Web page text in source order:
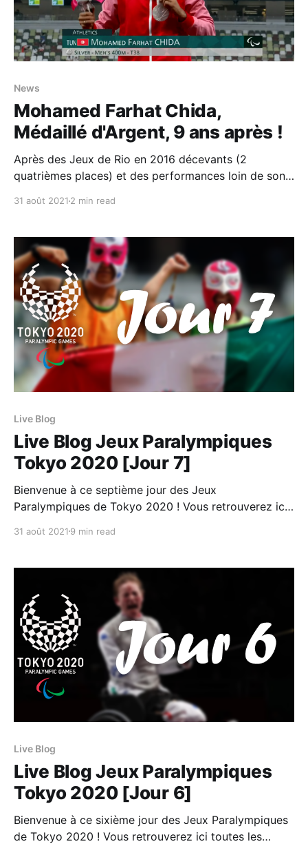
News
Mohamed Farhat Chida,
Médaillé d'Argent, 9 ans après !
Après des Jeux de Rio en 2016 décevants (2
quatrièmes places) et des performances loin de son
décrocher une médaille d’argent qui vaut
31 août 2021 2 min read
Live Blog
Live Blog Jeux Paralympiques
Tokyo 2020 [Jour 7]
Bienvenue à ce septième jour des Jeux
Paralympiques de Tokyo 2020 ! Vous retrouverez ici
: Les épreuves à ne pas rater, le programme et les
moments. Ce post sera mis à jour tout au long de
31 août 2021 9 min read
Live Blog
Live Blog Jeux Paralympiques
Tokyo 2020 [Jour 6]
Bienvenue à ce sixième jour des Jeux Paralympiques
de Tokyo 2020 ! Vous retrouverez ici toutes les